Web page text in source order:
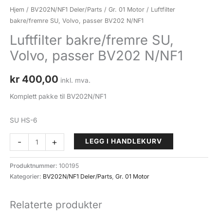
Hjem / BV202N/NF1 Deler/Parts / Gr. 01 Motor / Luftfilter
bakre/fremre SU, Volvo, passer BV202 N/NF1
Luftfilter bakre/fremre SU,
Volvo, passer BV202 N/NF1
kr 400,00 inkl. mva.
Komplett pakke til BV202N/NF1
SU HS-6
-
bakre/fremre
SU,
Volvo,
BV202
N/NF1
+ LEGG I HANDLEKURV
Produktnummer: 100195
Kategorier: BV202N/NF1 Deler/Parts, Gr. 01 Motor
Relaterte produkter